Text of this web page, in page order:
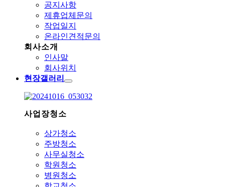
공지사항
제휴업체문의
작업일지
온라인견적문의
회사소개
인사말
회사위치
현장갤러리
사업장청소
상가청소
주방청소
사무실청소
학원청소
병원청소